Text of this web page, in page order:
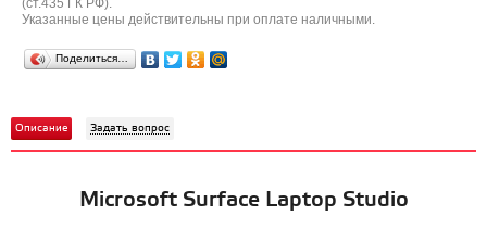
(ст.435 ГК РФ).
Указанные цены действительны при оплате наличными.
Поделиться…
Описание Задать вопрос
Microsoft Surface Laptop Studio